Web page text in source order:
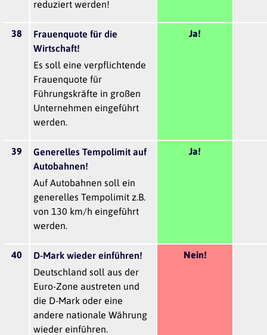
reduziert werden!
38
Frauenquote für die
Wirtschaft!
Es soll eine verpflichtende
Frauenquote für
Führungskräfte in großen
Unternehmen eingeführt
werden.
Ja!
39
Generelles Tempolimit auf
Autobahnen!
Auf Autobahnen soll ein
generelles Tempolimit z.B.
von 130 km/h eingeführt
werden.
Ja!
40
D-Mark wieder einführen!
Deutschland soll aus der
Euro-Zone austreten und
die D-Mark oder eine
andere nationale Währung
wieder einführen.
Nein!